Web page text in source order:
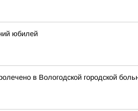
юбилей
в Вологодской городской